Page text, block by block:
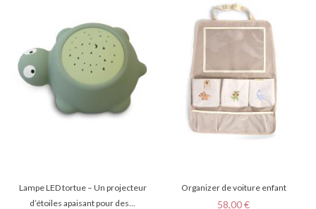
Lampe LED tortue – Un projecteur
d’étoiles apaisant pour des...
Organizer de voiture enfant
Prix
58,00 €